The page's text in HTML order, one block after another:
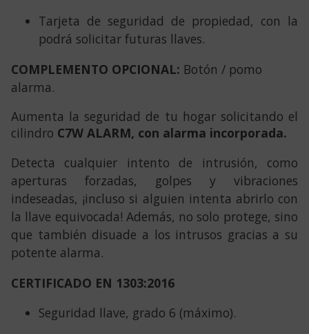
Tarjeta de seguridad de propiedad, con la
podrá solicitar futuras llaves.
COMPLEMENTO OPCIONAL: Botón / pomo
alarma.
Aumenta la seguridad de tu hogar solicitando el
cilindro C7W ALARM, con alarma incorporada.
Detecta cualquier intento de intrusión, como
aperturas forzadas, golpes y vibraciones
indeseadas, ¡incluso si alguien intenta abrirlo con
la llave equivocada! Además, no solo protege, sino
que también disuade a los intrusos gracias a su
potente alarma.
CERTIFICADO EN 1303:2016
Seguridad llave, grado 6 (máximo).